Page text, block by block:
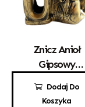
Dodaj Do
Koszyka
Znicz Anioł
Gipsowy
Złoty
33,00 zł